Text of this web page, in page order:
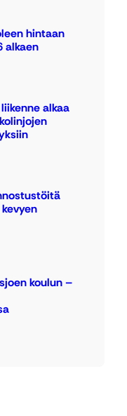
hintaan
alkaen
alkaa
koulun –